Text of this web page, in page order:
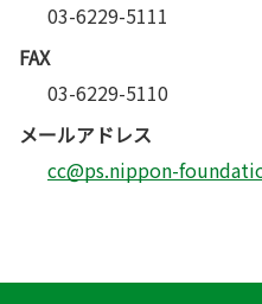
03-6229-5111
FAX
03-6229-5110
メールアドレス
cc@ps.nippon-